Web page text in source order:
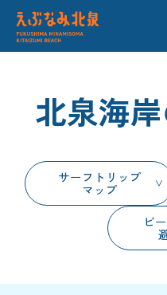
北泉海
サーフトリップ
マップ
ビ